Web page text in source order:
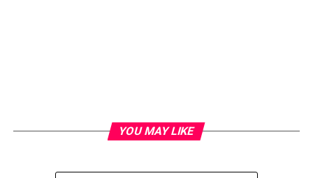
YOU MAY LIKE